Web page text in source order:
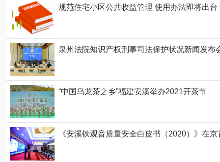
规范住宅小区公共收益管理 使用办法即将出台
泉州法院知识产权刑事司法保护状况新闻发布
“中国乌龙茶之乡”福建安溪举办2021开茶节
《安溪铁观音质量安全白皮书（2020）》在京